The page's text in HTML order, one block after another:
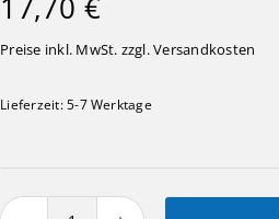
Preise inkl. MwSt. zzgl.Versandkosten
Lieferzeit: 5-7 Werktage